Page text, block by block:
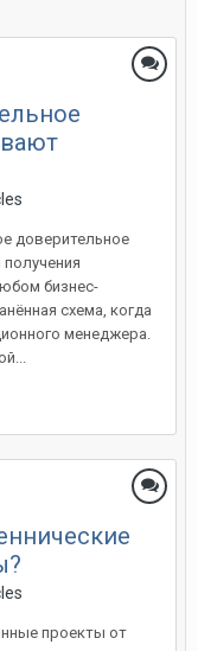
доверительное
бизнес-
схема, когда
менеджера.
проекты от